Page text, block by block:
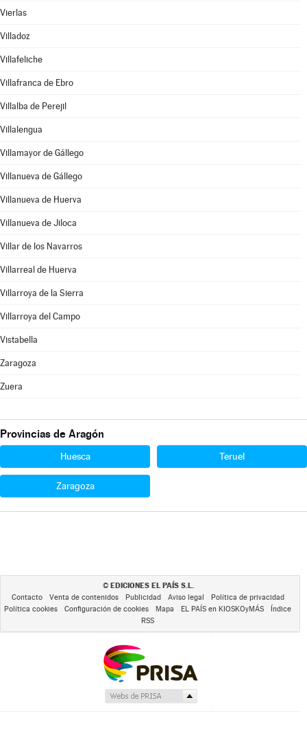
Vierlas
Villadoz
Villafeliche
Villafranca de Ebro
Villalba de Perejil
Villalengua
Villamayor de Gállego
Villanueva de Gállego
Villanueva de Huerva
Villanueva de Jiloca
Villar de los Navarros
Villarreal de Huerva
Villarroya de la Sierra
Villarroya del Campo
Vistabella
Zaragoza
Zuera
Provincias de Aragón
Huesca Teruel
Zaragoza
© EDICIONES EL PAÍS S.L.
Contacto Venta de contenidos Publicidad Aviso legal
Política de privacidad
Política cookies
Configuración de cookies Mapa EL PAÍS en KIOSKOyMÁS
Índice
RSS